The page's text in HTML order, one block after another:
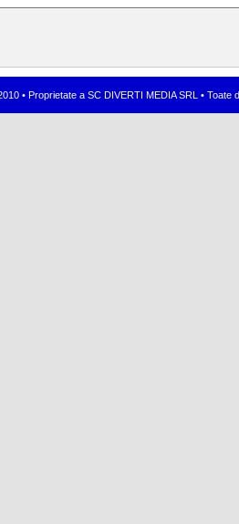
• Proprietate a SC DIVERTI MEDIA SRL •